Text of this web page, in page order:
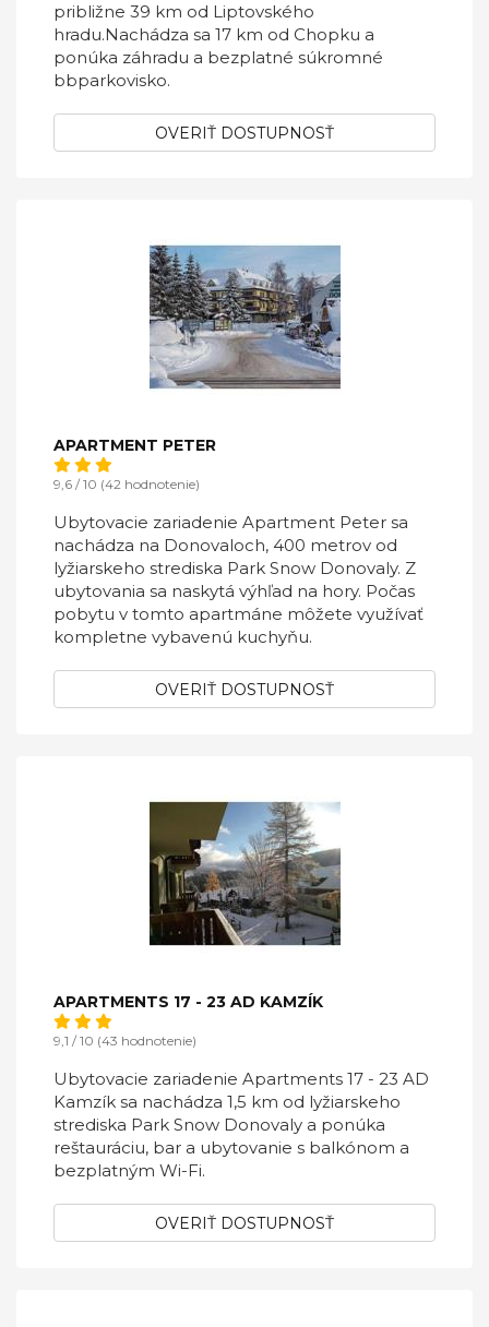
približne 39 km od Liptovského
hradu.Nachádza sa 17 km od Chopku a
ponúka záhradu a bezplatné súkromné
bbparkovisko.
OVERIŤ DOSTUPNOSŤ
APARTMENT PETER
9,6 / 10 (42 hodnotenie)
Ubytovacie zariadenie Apartment Peter sa
nachádza na Donovaloch, 400 metrov od
lyžiarskeho strediska Park Snow Donovaly. Z
ubytovania sa naskytá výhľad na hory. Počas
pobytu v tomto apartmáne môžete využívať
kompletne vybavenú kuchyňu.
OVERIŤ DOSTUPNOSŤ
APARTMENTS 17 - 23 AD KAMZÍK
9,1 / 10 (43 hodnotenie)
Ubytovacie zariadenie Apartments 17 - 23 AD
Kamzík sa nachádza 1,5 km od lyžiarskeho
strediska Park Snow Donovaly a ponúka
reštauráciu, bar a ubytovanie s balkónom a
bezplatným Wi-Fi.
OVERIŤ DOSTUPNOSŤ